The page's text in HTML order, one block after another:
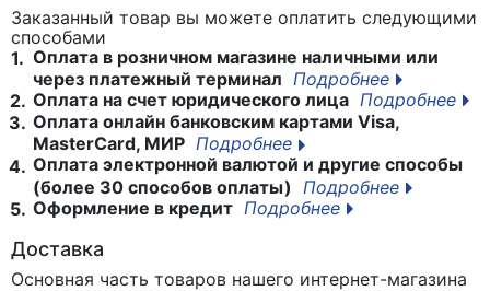
Заказанный товар вы можете оплатить следующими
способами
1. Оплата в розничном магазине наличными или
через платежный терминал Подробнее
2. Оплата на счет юридического лица Подробнее
3. Оплата онлайн банковским картами Visa,
MasterCard, МИР Подробнее
4. Оплата электронной валютой и другие способы
(более 30 способов оплаты)
Подробнее
5. Оформление в кредит Подробнее
Доставка
Основная часть товаров нашего интернет-магазина